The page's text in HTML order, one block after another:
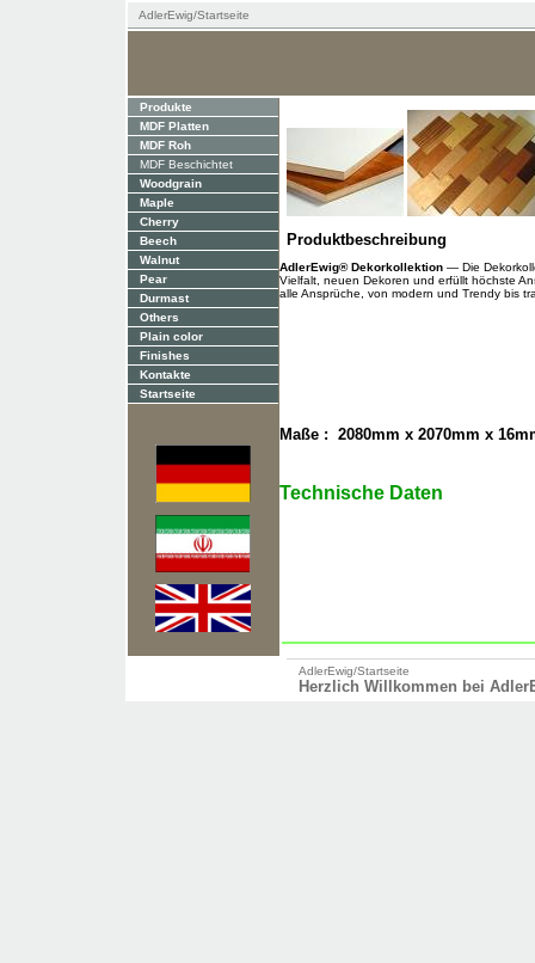
AdlerEwig/Startseite
Produkte
MDF Platten
MDF Roh
MDF Beschichtet
Woodgrain
Maple
Cherry
Beech
Walnut
Pear
Durmast
Others
Plain color
Finishes
Kontakte
Startseite
Produktbeschreibung
AdlerEwig® Dekorkollektion — Die
Vielfalt, neuen Dekoren und erfüllt höchste
alle Ansprüche, von modern und Trendy bis
Maße : 2080mm x 2070mm x
Technische Daten
AdlerEwig/Startseite
Herzlich Willkommen bei